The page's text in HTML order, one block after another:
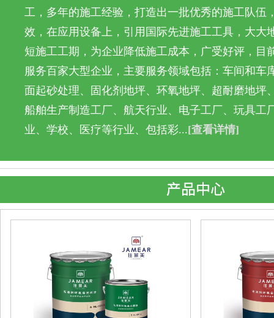
工，多年的施工经验，打造出一批优秀的施工队伍
效，在应用设备上，引用国际先进施工工具，大大
短施工工期，为企业降低施工成本，广受好评，目
服务百家大型企业，主要服务领域包括：车间和车
面起砂处理、固化剂地坪、环氧地坪、超耐磨地坪
船舶生产制造工厂、航天行业、电子工厂、玩具工
业、学校、医疗等行业、包括彩...[查看详情]